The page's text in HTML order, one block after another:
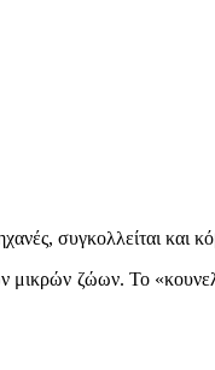
συγκολλείται και
μικρών ζώων. Το